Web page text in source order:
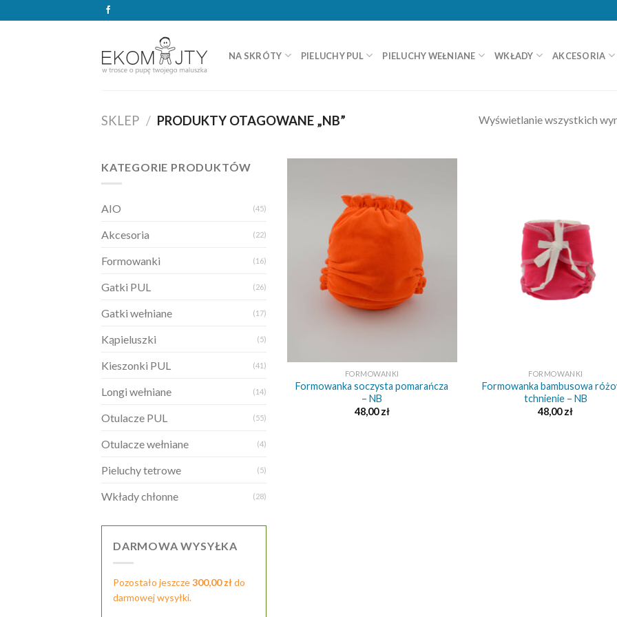
to
NA SKRÓTY PIELUCHY PUL PIELUCHY WEŁNIANE WKŁADY AKCESORIA
SKLEP / PRODUKTY OTAGOWANE „NB” Wyświetlanie wszystkich
KATEGORIE PRODUKTÓW
AIO (45)
Akcesoria (22)
Formowanki (16)
Gatki PUL (26)
Gatki wełniane (17)
Kąpieluszki (5)
Kieszonki PUL (41)
Longi wełniane (14)
Otulacze PUL (55)
Otulacze wełniane (4)
Pieluchy tetrowe (5)
Wkłady chłonne (28)
DARMOWA WYSYŁKA
Pozostało jeszcze300,00złdo
darmowej wysyłki.
FORMOWANKI
Formowanka soczysta pomarańcza
– NB
48,00zł
FORMOWANKI
Formowanka bambusowa
tchnienie – NB
48,00zł